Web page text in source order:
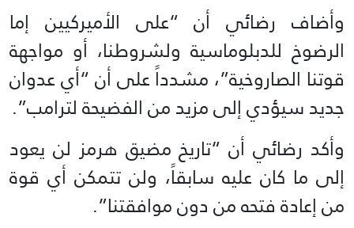
وأضاف رضائي أن “على الأميركيين إما
الرضوخ للدبلوماسية ولشروطنا، أو مواجهة
قوتنا الصاروخية”، مشدداً على أن “أي عدوان
جديد سيؤدي إلى مزيد من الفضيحة لترامب”.
وأكد رضائي أن “تاريخ مضيق هرمز لن يعود
إلى ما كان عليه سابقاً، ولن تتمكن أي قوة
من إعادة فتحه من دون موافقتنا”.